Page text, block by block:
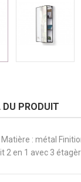
DU PRODUIT
: métal
2 en 1 avec 3